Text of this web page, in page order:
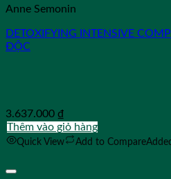
Anne Semonin
DETOXIFYING INTENSIVE
ĐỘC
3.637.000 ₫
Thêm vào giỏ hàng
Quick View Add to Compare